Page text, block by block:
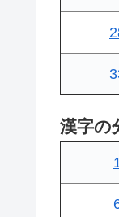
漢字の